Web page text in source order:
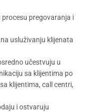
pregovaranja i
usluživanju klijenata
učestvuju u
sa klijentima po
klijentima, call centri,
i ostvaruju